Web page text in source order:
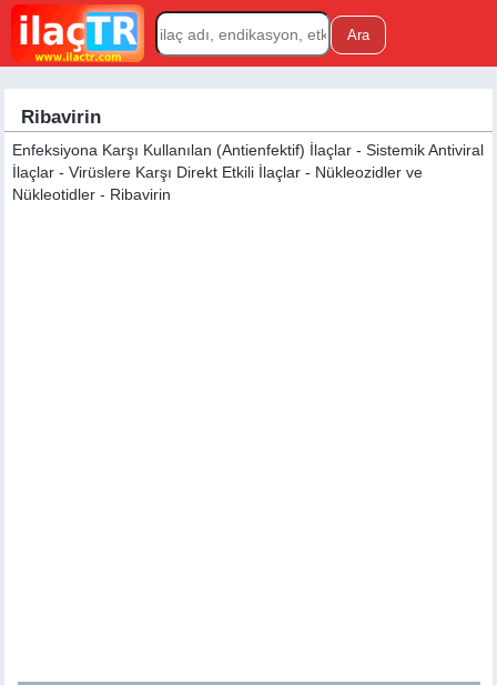
Ribavirin
Enfeksiyona Karşı Kullanılan (Antienfektif) İlaçlar - Sistemik Antiviral
İlaçlar - Virüslere Karşı Direkt Etkili İlaçlar - Nükleozidler ve
Nükleotidler - Ribavirin